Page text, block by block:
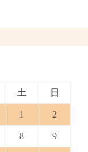
土 日
1 2
8 9